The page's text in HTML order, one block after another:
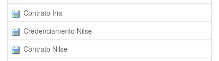
Contrato Iria
Credenciamento Nilse
Contrato Nilse